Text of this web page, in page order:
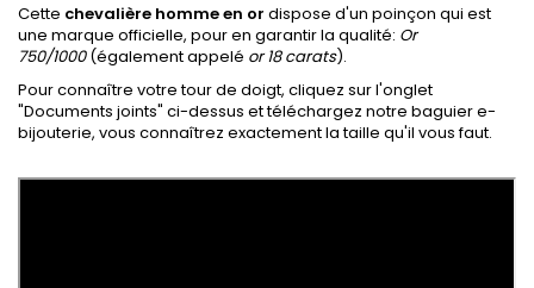
Cette chevalière homme en or dispose d'un poinçon qui est
une marque officielle, pour en garantir la qualité: Or
750/1000(également appelé or 18 carats).
Pour connaître votre tour de doigt, cliquez sur l'onglet
"Documents joints" ci-dessus et téléchargez notre baguier e-
bijouterie, vous connaîtrez exactement la taille qu'il vous faut.